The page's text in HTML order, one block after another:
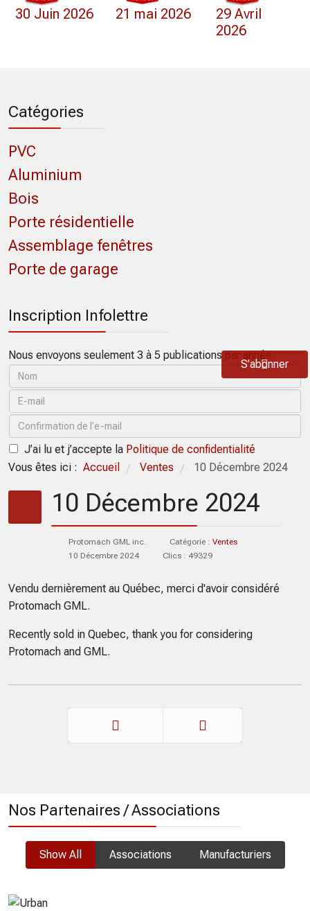
30 Juin 2026 21 mai 2026
29 Avril
2026
Catégories
PVC
Aluminium
Bois
Porte résidentielle
Assemblage fenêtres
Porte de garage
Inscription Infolettre
Nous envoyons seulement 3 à 5 publications par année.
J’ai lu et j’accepte la Politique de confidentialité
S’abonner
Vous êtes ici : Accueil / Ventes / 10 Décembre 2024
10 Décembre 2024
Protomach GML inc. Catégorie : Ventes
10 Décembre 2024
Clics : 49329
Vendu dernièrement au Québec, merci d'avoir considéré
Protomach GML.
Recently sold in Quebec, thank you for considering
Protomach and GML.
Nos Partenaires / Associations
Show All Associations Manufacturiers